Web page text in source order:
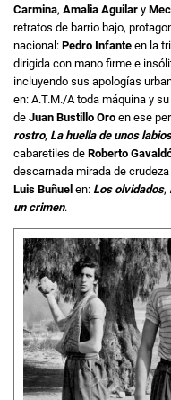
Carmina, Amalia Aguilar y
retratos de barrio bajo,
nacional: Pedro Infante en la
dirigida con mano firme e
incluyendo sus apologías
en: A.T.M./A toda máquina y
de Juan Bustillo Oro en ese
rostro, La huella de unos labios
cabaretiles de Roberto
descarnada mirada de
Luis Buñuel en: Los olvidados,
un crimen.